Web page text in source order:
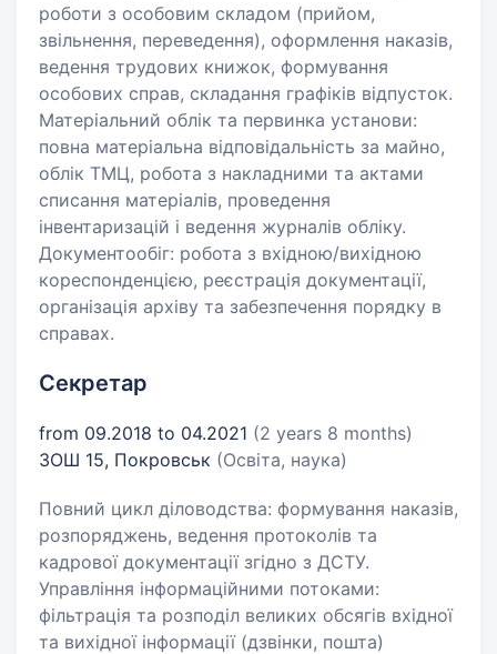
роботи з особовим складом (прийом,
звільнення, переведення), оформлення наказів,
ведення трудових книжок, формування
особових справ, складання графіків відпусток.
Матеріальний облік та первинка установи:
повна матеріальна відповідальність за майно,
облік ТМЦ, робота з накладними та актами
списання матеріалів, проведення
інвентаризацій і ведення журналів обліку.
Документообіг: робота з вхідною/вихідною
кореспонденцією, реєстрація документації,
організація архіву та забезпечення порядку в
справах.
Секретар
from 09.2018 to 04.2021 (2 years 8 months)
ЗОШ 15, Покровськ (Освіта, наука)
Повний цикл діловодства: формування наказів,
розпоряджень, ведення протоколів та
кадрової документації згідно з ДСТУ.
​Управління інформаційними потоками:
фільтрація та розподіл великих обсягів вхідної
та вихідної інформації (дзвінки, пошта)